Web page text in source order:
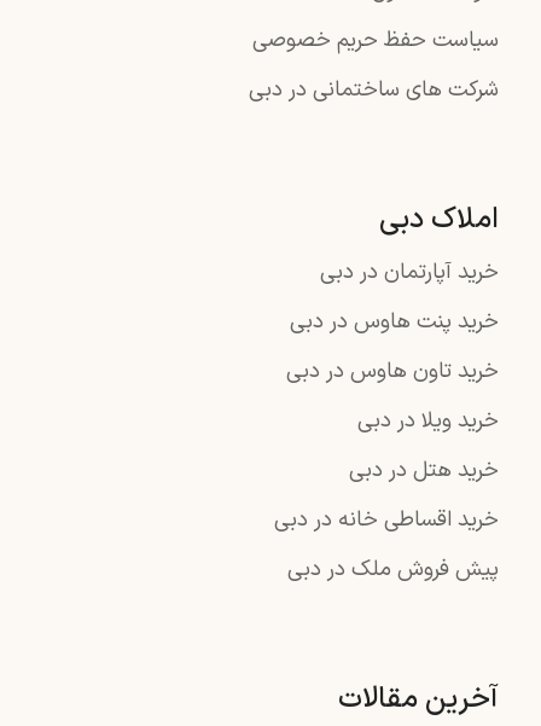
سیاست حفظ حریم خصوصی
شرکت های ساختمانی در دبی
املاک دبی
خرید آپارتمان در دبی
خرید پنت هاوس در دبی
خرید تاون هاوس در دبی
خرید ویلا در دبی
خرید هتل در دبی
خرید اقساطی خانه در دبی
پیش فروش ملک در دبی
آخرین مقالات